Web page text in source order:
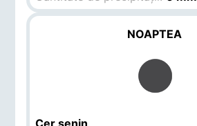
NOAPTEA
Cer senin